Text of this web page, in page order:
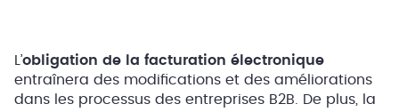
L’obligation de la facturation électronique
entraînera des modifications et des améliorations
dans les processus des entreprises B2B. De plus, la